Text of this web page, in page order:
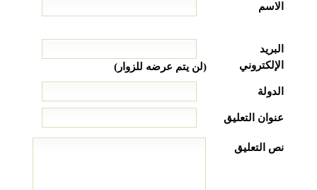
الاسم
البريد
الإلكتروني
(لن يتم عرضه للزوار)
الدولة
عنوان التعليق
نص التعليق